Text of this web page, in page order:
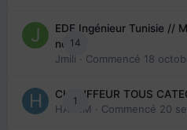
14
EDE Ingénieur Tunisie //
note
Jmili · Commencé 18
1
CHAUFFEUR TOUS
HAZEM · Commencé 20